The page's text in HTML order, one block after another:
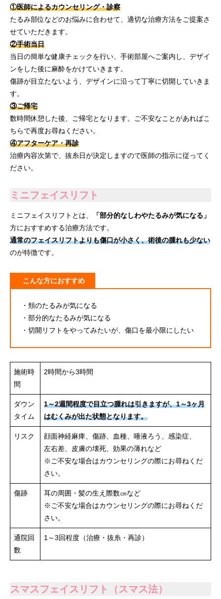
①医師によるカウンセリング・診察
たるみ部位などのお悩みに合わせて、適切な治療方法をご提案さ
せていただきます。
②手術当日
当日の簡単な健康チェックを行い、手術部屋へご案内し、デザイ
ンをした後に麻酔をかけていきます。
傷跡が目立たないよう、デザインに沿って丁寧に切開していきま
す。
③ご帰宅
数時間休憩した後、ご帰宅となります。ご不安なことがあればこ
ちらで再度お尋ねください。
④アフターケア・再診
治療内容次第で、抜糸日が決定しますので医師の指示に従ってく
ださい。
ミニフェイスリフト
ミニフェイスリフトとは、
「部分的なしわやたるみが気になる」
方におすすめする治療方法です。
通常のフェイスリフトよりも傷口が小さく、術後の腫れも少ない
のが特徴です。
こんな方におすすめ
・頬のたるみが気になる
・部分的なたるみが気になる
・切開リフトをやってみたいが、傷口を最小限にしたい
施術時
間
2時間から3時間
ダウン
タイム
1～2週間程度で目立つ腫れは引きますが、1～3ヶ月
はむくみが出た状態となります。
リスク
顔面神経麻痺、傷跡、血種、唾液ろう、感染症、
左右差、皮膚の壊死、効果の薄れなど
※ご不安な場合はカウンセリングの際にお尋ねくだ
さい。
傷跡
耳の周囲・髪の生え際数㎝など
※ご不安な場合はカウンセリングの際にお尋ねくだ
さい。
通院回
数
1～3回程度（治療・抜糸・再診）
スマスフェイスリフト（スマス法）